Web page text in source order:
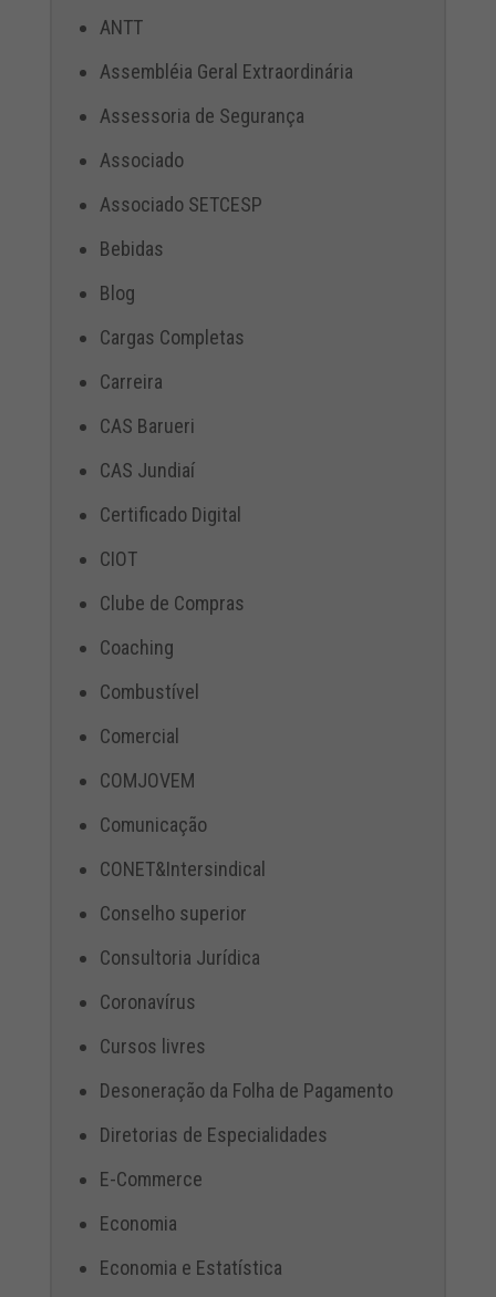
ANTT
Assembléia Geral Extraordinária
Assessoria de Segurança
Associado
Associado SETCESP
Bebidas
Blog
Cargas Completas
Carreira
CAS Barueri
CAS Jundiaí
Certificado Digital
CIOT
Clube de Compras
Coaching
Combustível
Comercial
COMJOVEM
Comunicação
CONET&Intersindical
Conselho superior
Consultoria Jurídica
Coronavírus
Cursos livres
Desoneração da Folha de Pagamento
Diretorias de Especialidades
E-Commerce
Economia
Economia e Estatística